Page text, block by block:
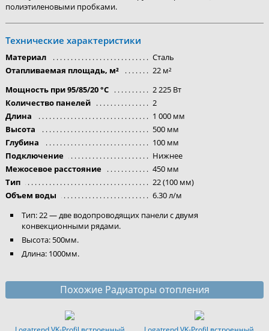
полиэтиленовыми пробками.
Технические характеристики
Материал
Сталь
Отапливаемая площадь, м²
22 м²
Мощность при 95/85/20 °C
2 225 Вт
Количество панелей
2
Длина
1 000 мм
Высота
500 мм
Глубина
100 мм
Подключение
Нижнее
Межосевое расстояние
450 мм
Тип
22 (100 мм)
Объем воды
6.30 л/м
Тип: 22 — две водопроводящих панели с двумя
конвекционными рядами.
Высота: 500мм.
Длина: 1000мм.
Похожие Радиаторы отопления